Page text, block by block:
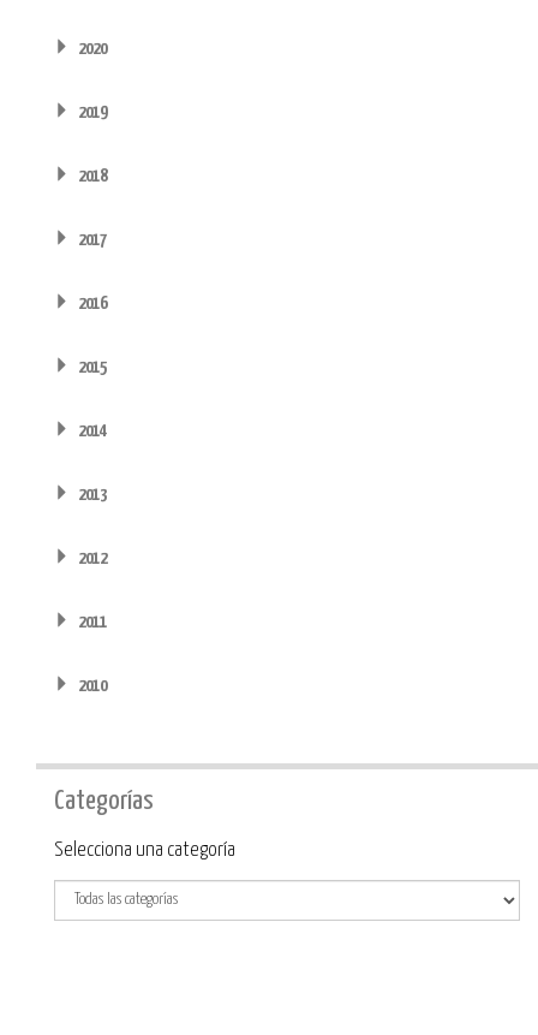
2020
2019
2018
2017
2016
2015
2014
2013
2012
2011
2010
Categorías
Categoría
Selecciona una categoría